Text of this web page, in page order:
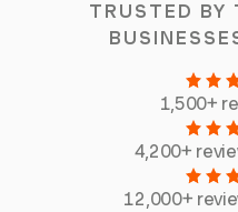
TRUSTED BY
1,500+
4,200+
12,000+